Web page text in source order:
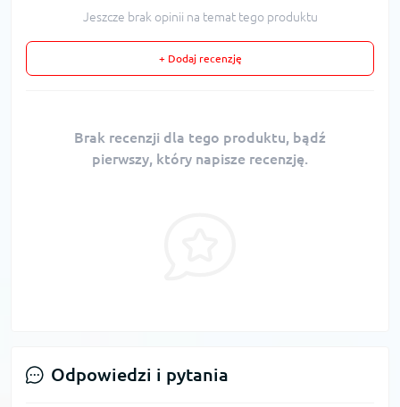
Jeszcze brak opinii na temat tego produktu
+ Dodaj recenzję
Brak recenzji dla tego produktu, bądź
pierwszy, który napisze recenzję.
Odpowiedzi i pytania